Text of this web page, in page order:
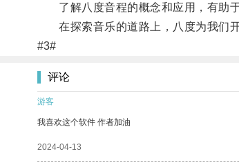
了解八度音程的概念和应用，有助于
在探索音乐的道路上，八度为我们开
#3#
评论
游客
我喜欢这个软件 作者加油
2024-04-13